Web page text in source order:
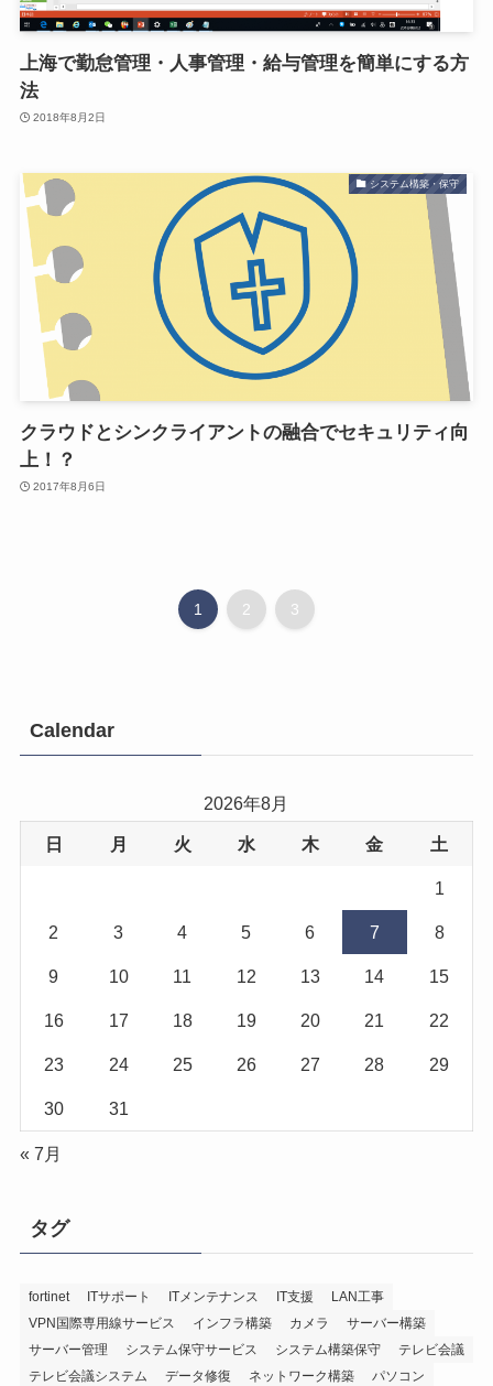
上海で勤怠管理・人事管理・給与管理を簡単にする方
法
2018年8月2日
システム構築・保守
クラウドとシンクライアントの融合でセキュリティ向
上！？
2017年8月6日
1 2 3
Calendar
2026年8月
日 月 火 水 木 金 土
1
2 3 4 5 6 7 8
9 10 11 12 13 14 15
16 17 18 19 20 21 22
23 24 25 26 27 28 29
30 31
« 7月
タグ
fortinet ITサポート ITメンテナンス IT支援
LAN工事
VPN国際専用線サービス
インフラ構築 カメラ
サーバー構築
サーバー管理
システム保守サービス システム構築保守
テレビ会議
テレビ会議システム
データ修復 ネットワーク構築
パソコン